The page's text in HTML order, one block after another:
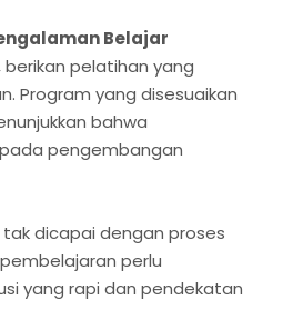
Belajar
pelatihan yang
Program yang disesuaikan
bahwa
pengembangan
tak dicapai dengan proses
perlu
yang rapi dan pendekatan